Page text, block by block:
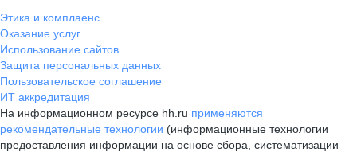
Этика и комплаенс
Оказание услуг
Использование сайтов
Защита персональных данных
Пользовательское соглашение
ИТ аккредитация
На информационном ресурсе hh.ru применяются
рекомендательные технологии (информационные технологии
предоставления информации на основе сбора, систематизации